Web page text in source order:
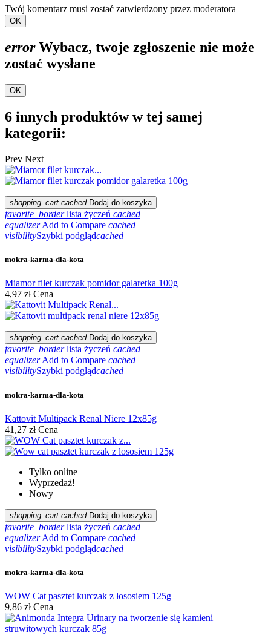
Twój komentarz musi zostać zatwierdzony przez moderatora
OK
errorWybacz, twoje zgłoszenie nie może
zostać wysłane
OK
6 innych produktów w tej samej
kategorii:
Prev Next
shopping_cart cached Dodaj do koszyka
favorite_border lista życzeń cached
equalizer Add to Compare cached
visibilitySzybki podglądcached
mokra-karma-dla-kota
Miamor filet kurczak pomidor galaretka 100g
4,97 zł Cena
shopping_cart cached Dodaj do koszyka
favorite_border lista życzeń cached
equalizerAdd to Compare cached
visibilitySzybki podglądcached
mokra-karma-dla-kota
Kattovit Multipack Renal Niere 12x85g
41,27 zł Cena
Tylko online
Wyprzedaż!
Nowy
shopping_cart cached Dodaj do koszyka
favorite_border lista życzeń cached
equalizer Add to Compare cached
visibilitySzybki podglądcached
mokra-karma-dla-kota
WOW Cat pasztet kurczak z łososiem 125g
9,86 zł Cena